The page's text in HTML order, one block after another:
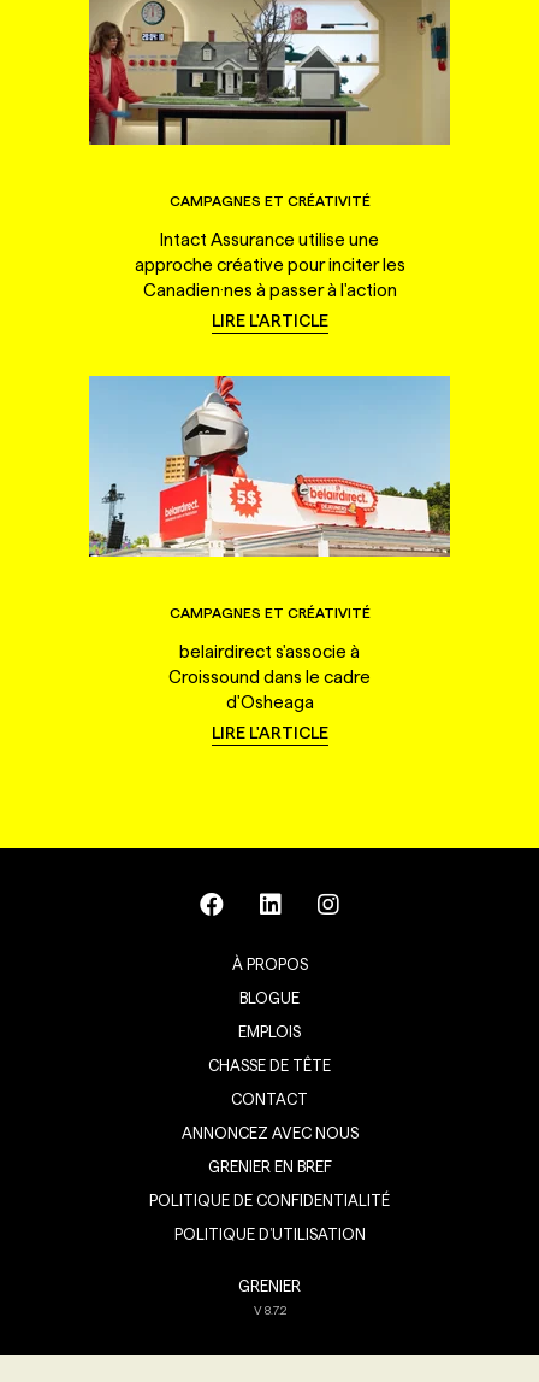
CAMPAGNES ET CRÉATIVITÉ
Intact Assurance utilise une
approche créative pour inciter les
Canadien·nes à passer à l'action
LIRE L'ARTICLE
CAMPAGNES ET CRÉATIVITÉ
belairdirect s'associe à
Croissound dans le cadre
d'Osheaga
LIRE L'ARTICLE
À PROPOS
BLOGUE
EMPLOIS
CHASSE DE TÊTE
CONTACT
ANNONCEZ AVEC NOUS
GRENIER EN BREF
POLITIQUE DE CONFIDENTIALITÉ
POLITIQUE D’UTILISATION
GRENIER
V8.7.2